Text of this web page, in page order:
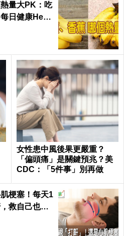
熱量大PK：吃
日健康Healt
女性患中風後果更嚴重？
「偏頭痛」是關鍵預兆？美
CDC：「5件事」別再做
梗塞！每天1
救自己也救